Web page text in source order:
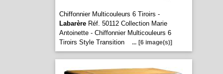
Chiffonnier Multicouleurs 6 Tiroirs -
LabarèreRéf. 50112 Collection Marie
Antoinette - Chiffonnier Multicouleurs 6
Tiroirs Style Transition
... [6 image(s)]